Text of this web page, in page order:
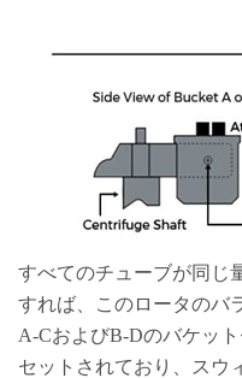
すべてのチューブが同じ
すれば、このロータのバ
A-CおよびB-Dのバケッ
セットされており、スウ